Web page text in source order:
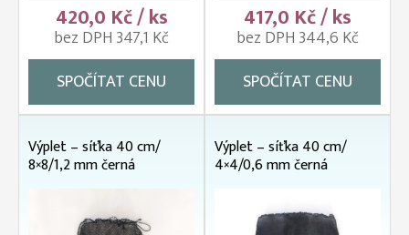
420,0 Kč / ks
bez DPH 347,1 Kč
SPOČÍTAT CENU
417,0 Kč / ks
bez DPH 344,6 Kč
SPOČÍTAT CENU
Výplet – síťka 40 cm/
8×8/1,2 mm černá
Výplet – síťka 40 cm/
4×4/0,6 mm černá